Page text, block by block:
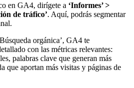
en GA4, dirígete a ‘Informes’ >
de tráfico’. Aquí, podrás segmentar
orgánica’, GA4 te
con las métricas relevantes:
palabras clave que generan más
que aportan más visitas y páginas de